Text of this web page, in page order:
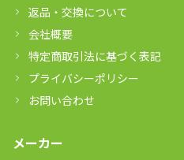
返品・交換について
会社概要
特定商取引法に基づく表記
プライバシーポリシー
お問い合わせ
メーカー